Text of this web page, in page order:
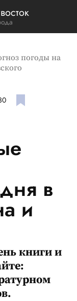
погоды на
в
и
книги и